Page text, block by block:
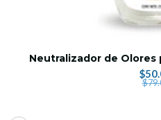
Neutralizador de Olores